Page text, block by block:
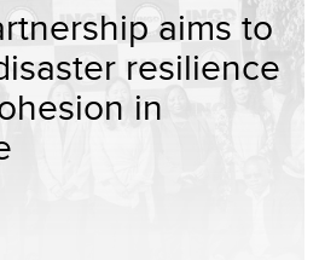
aims to
resilience
in